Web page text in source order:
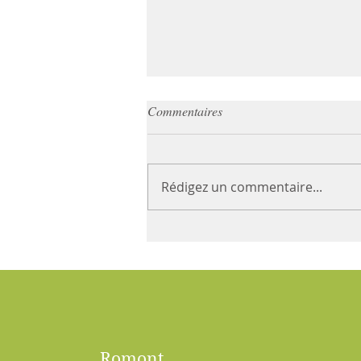
Vacances d'été
Le cabinet sera fermé du 13
rendez-vous sur notre site
internet ou OneDoc et nous
Commentaires
Rédigez un commentaire...